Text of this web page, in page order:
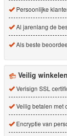
Persoonlijke
Al jarenlang de
Als beste
Veilig winkelen
Verisign SSL
Veilig betalen met
Encryptie van